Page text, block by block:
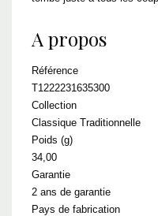
A propos
Référence
T1222231635300
Collection
Classique Traditionnelle
Poids (g)
34,00
Garantie
2 ans de garantie
Pays de fabrication